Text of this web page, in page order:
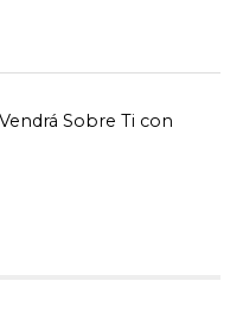
Sobre Ti con